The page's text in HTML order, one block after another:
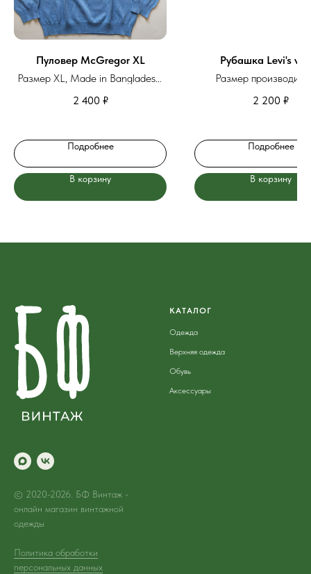
Пуловер McGregor XL
Размер XL, Made in Bangladesh,
2 400 ₽
Подробнее
В корзину
Рубашка Levi's
Размер
2 200 ₽
Подробнее
В корзину
© 2020-2026. БФ Винтаж -
онлайн магазин винтажной
одежды
Политика обработки
персональных данных
КАТАЛОГ
Одежда
Верхняя одежда
Обувь
Аксессуары